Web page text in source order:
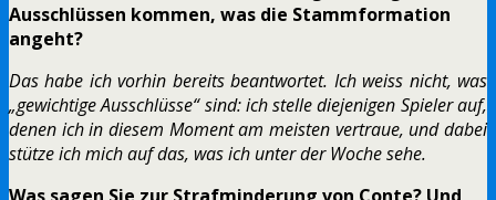
Ausschlüssen kommen, was die Stammformation
angeht?
Das habe ich vorhin bereits beantwortet. Ich weiss nicht, was
„gewichtige Ausschlüsse“ sind: ich stelle diejenigen Spieler auf,
denen ich in diesem Moment am meisten vertraue, und dabei
stütze ich mich auf das, was ich unter der Woche sehe.